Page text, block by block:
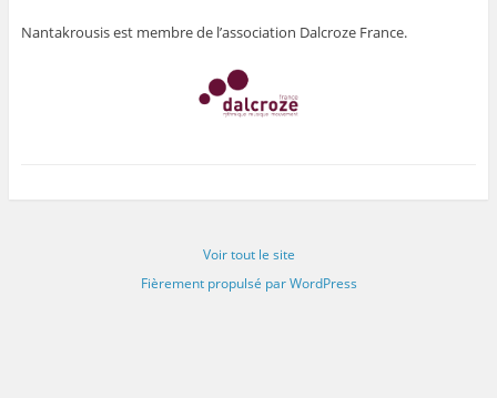
Nantakrousis est membre de l’association Dalcroze France.
Voir tout le site
Fièrement propulsé par WordPress